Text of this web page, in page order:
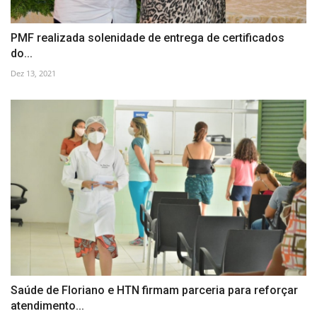
PMF realizada solenidade de entrega de certificados
do...
Dez 13, 2021
Saúde de Floriano e HTN firmam parceria para reforçar
atendimento...